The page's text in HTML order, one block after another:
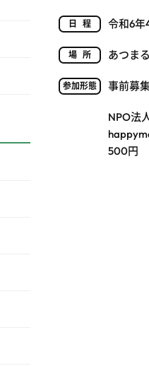
日程 令和6年
場所 あつま
参加形態 事前募
NPO法
500円